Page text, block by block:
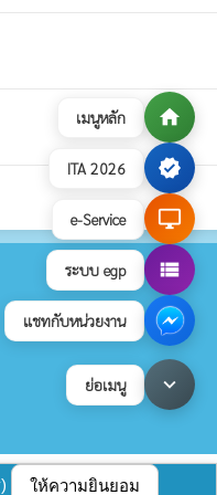
ให้ความยินยอม
เมนูหลัก home
ITA 2026 verified
e-Service desktop_windows
ระบบ egp view_list
แชทกับหน่วยงาน
ย่อเมนู keyboard_arrow_down
กรกฎาคม 2569